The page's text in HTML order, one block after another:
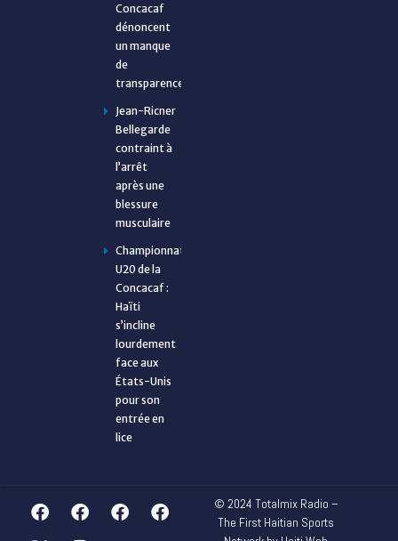
Concacaf
dénoncent
un manque
de
transparence
Jean-Ricner
Bellegarde
contraint à
l’arrêt
après une
blessure
musculaire
Championnat
U20 de la
Concacaf :
Haïti
s’incline
lourdement
face aux
États-Unis
pour son
entrée en
lice
© 2024 Totalmix Radio –
The First Haitian Sports